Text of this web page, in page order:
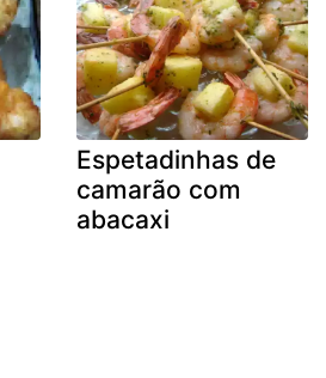
Espetadinhas de
camarão com
abacaxi